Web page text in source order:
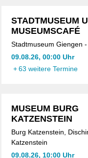
STADTMUSEUM
MUSEUMSCAFÉ
Stadtmuseum Giengen
09.08.26, 00:00 Uhr
+ 63 weitere Termine
MUSEUM BURG
KATZENSTEIN
Burg Katzenstein,
Katzenstein
09.08.26, 10:00 Uhr